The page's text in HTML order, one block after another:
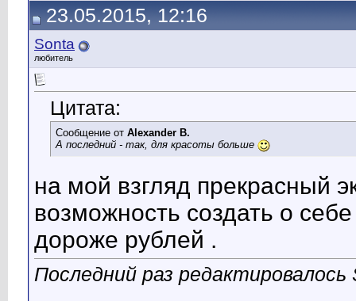
23.05.2015, 12:16
Sonta
любитель
Цитата:
Сообщение от Alexander B.
А последний - так, для красоты больше
на мой взгляд прекрасный
возможность создать о
дороже рублей .
Последний раз